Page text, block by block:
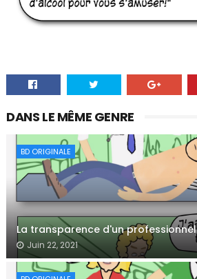
DANS LE MÊME GENRE
BD ORIGINALE
La transparence d'un professionnel
Juin 22, 2021